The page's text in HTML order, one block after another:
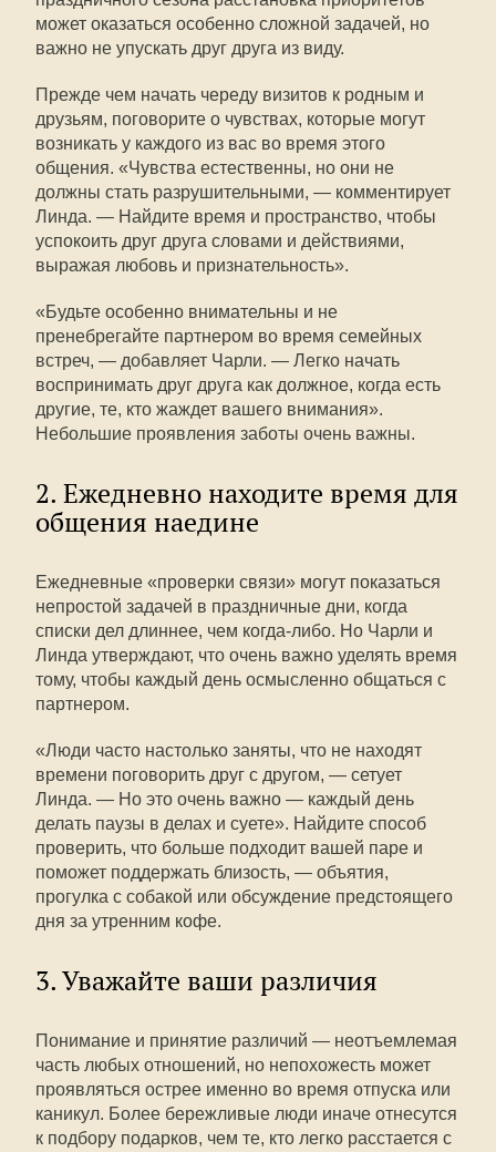
может оказаться особенно сложной задачей, но
важно не упускать друг друга из виду.
Прежде чем начать череду визитов к родным и
друзьям, поговорите о чувствах, которые могут
возникать у каждого из вас во время этого
общения. «Чувства естественны, но они не
должны стать разрушительными, — комментирует
Линда. — Найдите время и пространство, чтобы
успокоить друг друга словами и действиями,
выражая любовь и признательность».
«Будьте особенно внимательны и не
пренебрегайте партнером во время семейных
встреч, — добавляет Чарли. — Легко начать
воспринимать друг друга как должное, когда есть
другие, те, кто жаждет вашего внимания».
Небольшие проявления заботы очень важны.
2. Ежедневно находите время для
общения наедине
Ежедневные «проверки связи» могут показаться
непростой задачей в праздничные дни, когда
списки дел длиннее, чем когда-либо. Но Чарли и
Линда утверждают, что очень важно уделять время
тому, чтобы каждый день осмысленно общаться с
партнером.
«Люди часто настолько заняты, что не находят
времени поговорить друг с другом, — сетует
Линда. — Но это очень важно — каждый день
делать паузы в делах и суете». Найдите способ
проверить, что больше подходит вашей паре и
поможет поддержать близость, — объятия,
прогулка с собакой или обсуждение предстоящего
дня за утренним кофе.
3. Уважайте ваши различия
Понимание и принятие различий — неотъемлемая
часть любых отношений, но непохожесть может
проявляться острее именно во время отпуска или
каникул. Более бережливые люди иначе отнесутся
к подбору подарков, чем те, кто легко расстается с